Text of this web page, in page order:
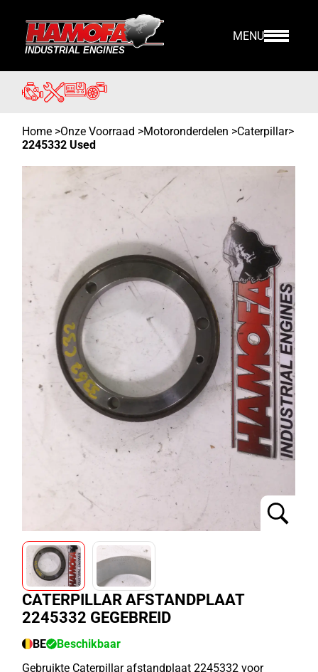
MENU
Home >Onze Voorraad >Motoronderdelen >Caterpillar>
2245332 Used
CATERPILLAR AFSTANDPLAAT
2245332 GEGEBREID
BE
Beschikbaar
Gebruikte Caterpillar afstandplaat 2245332 voor